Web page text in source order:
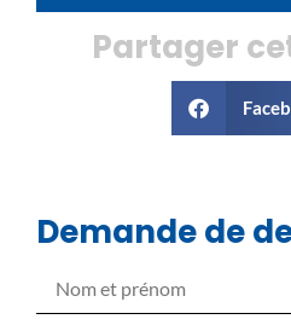
Partager
Demande de